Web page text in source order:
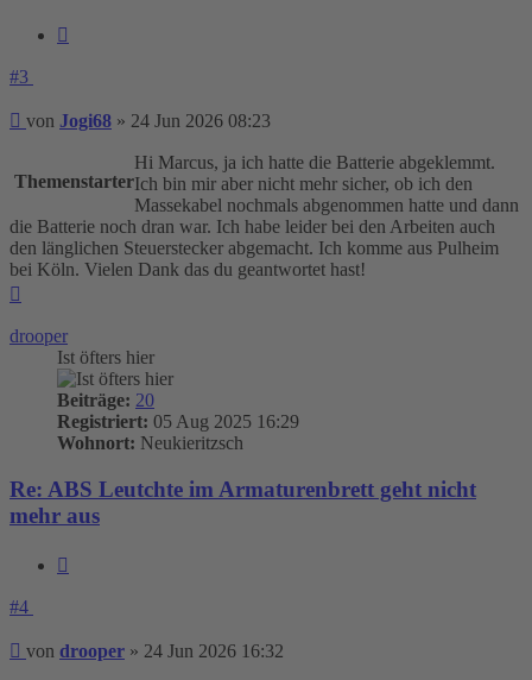
#3
Beitrag
von Jogi68 » 24 Jun 2026 08:23
Themenstarter
Hi Marcus, ja ich hatte die Batterie abgeklemmt.
Ich bin mir aber nicht mehr sicher, ob ich den
Massekabel nochmals abgenommen hatte und dann
die Batterie noch dran war. Ich habe leider bei den Arbeiten auch
den länglichen Steuerstecker abgemacht. Ich komme aus Pulheim
bei Köln. Vielen Dank das du geantwortet hast!
drooper
Ist öfters hier
Beiträge: 20
Registriert: 05 Aug 2025 16:29
Wohnort: Neukieritzsch
Re: ABS Leutchte im Armaturenbrett geht nicht
mehr aus
#4
Beitrag
von drooper » 24 Jun 2026 16:32